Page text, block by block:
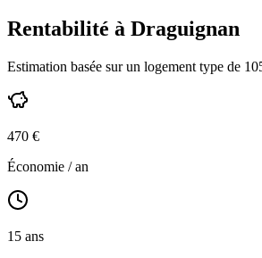
Rentabilité à Draguignan
Estimation basée sur un logement type de
470 €
Économie / an
15 ans